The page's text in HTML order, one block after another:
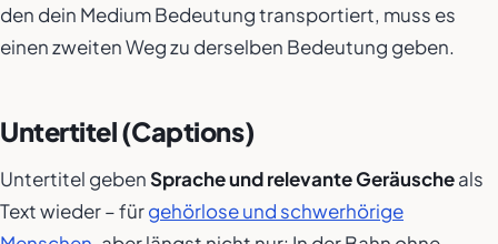
den dein Medium Bedeutung transportiert, muss es
einen zweiten Weg zu derselben Bedeutung geben.
Untertitel (Captions)
Untertitel gebenSprache und relevante Geräuscheals
Text wieder – fürgehörlose und schwerhörige